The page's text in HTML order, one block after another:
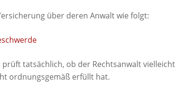
über deren Anwalt wie folgt:
tatsächlich, ob der Rechtsanwalt vielleicht
ordnungsgemäß erfüllt hat.